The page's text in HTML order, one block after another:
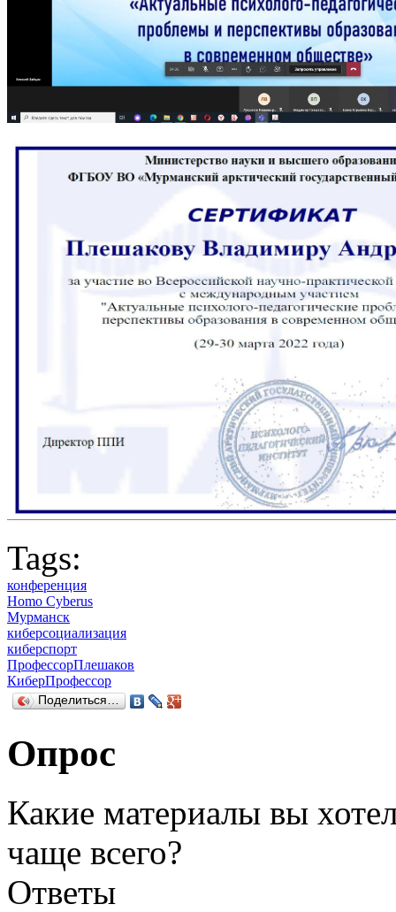
Tags:
конференция
Homo Cyberus
Мурманск
киберсоциализация
киберспорт
ПрофессорПлешаков
КиберПрофессор
Поделиться…
Опрос
Какие материалы вы
чаще всего?
Ответы